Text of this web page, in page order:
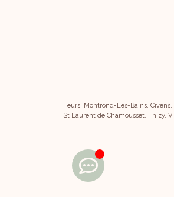
Feurs, Montrond-Les-Bains,
St Laurent de Chamousset, Thizy,